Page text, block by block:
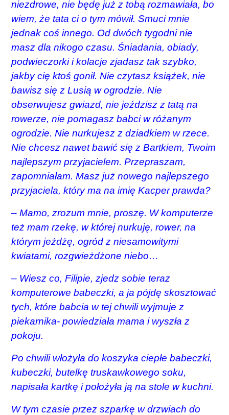
niezdrowe, nie będę już z tobą rozmawiała, bo
wiem, że tata ci o tym mówił. Smuci mnie
jednak coś innego. Od dwóch tygodni nie
masz dla nikogo czasu. Śniadania, obiady,
podwieczorki i kolacje zjadasz tak szybko,
jakby cię ktoś gonił. Nie czytasz książek, nie
bawisz się z Lusią w ogrodzie. Nie
obserwujesz gwiazd, nie jeździsz z tatą na
rowerze, nie pomagasz babci w różanym
ogrodzie. Nie nurkujesz z dziadkiem w rzece.
Nie chcesz nawet bawić się z Bartkiem, Twoim
najlepszym przyjacielem. Przepraszam,
zapomniałam. Masz już nowego najlepszego
przyjaciela, który ma na imię Kacper prawda?
– Mamo, zrozum mnie, proszę. W komputerze
też mam rzekę, w której nurkuję, rower, na
którym jeżdżę, ogród z niesamowitymi
kwiatami, rozgwieżdżone niebo…
– Wiesz co, Filipie, zjedz sobie teraz
komputerowe babeczki, a ja pójdę skosztować
tych, które babcia w tej chwili wyjmuje z
piekarnika- powiedziała mama i wyszła z
pokoju.
Po chwili włożyła do koszyka ciepłe babeczki,
kubeczki, butelkę truskawkowego soku,
napisała kartkę i położyła ją na stole w kuchni.
W tym czasie przez szparkę w drzwiach do